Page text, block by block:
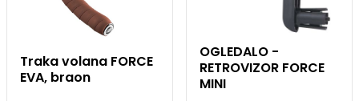
Traka volana FORCE
EVA, braon
OGLEDALO -
RETROVIZOR FORCE
MINI